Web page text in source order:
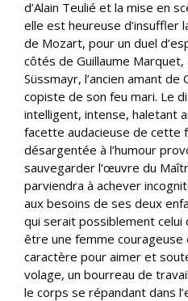
d’Alain Teulié et la mise en
elle est heureuse d’insuffler
de Mozart, pour un duel
côtés de Guillaume Marquet,
Süssmayr, l’ancien amant de
copiste de son feu mari. Le
intelligent, intense, haletant
facette audacieuse de cette
désargentée à l’humour
sauvegarder l’œuvre du
parviendra à achever
aux besoins de ses deux
qui serait possiblement celui
être une femme courageuse
caractère pour aimer et
volage, un bourreau de
le corps se répandant dans